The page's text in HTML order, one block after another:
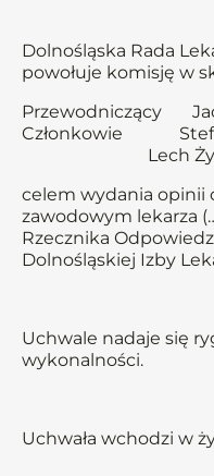
Dolnośląska Rada
powołuje komisję w
Przewodniczący
Członkowie
Lech
celem wydania opinii
zawodowym lekarza
Rzecznika
Dolnośląskiej Izby
Uchwale nadaje się
wykonalności.
Uchwała wchodzi w